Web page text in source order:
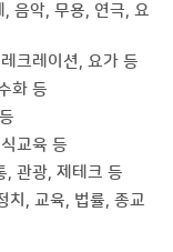
음악, 무용, 연극, 요
크레이션, 요가 등
화 등
교육 등
관광, 제테크 등
치, 교육, 법률, 종교